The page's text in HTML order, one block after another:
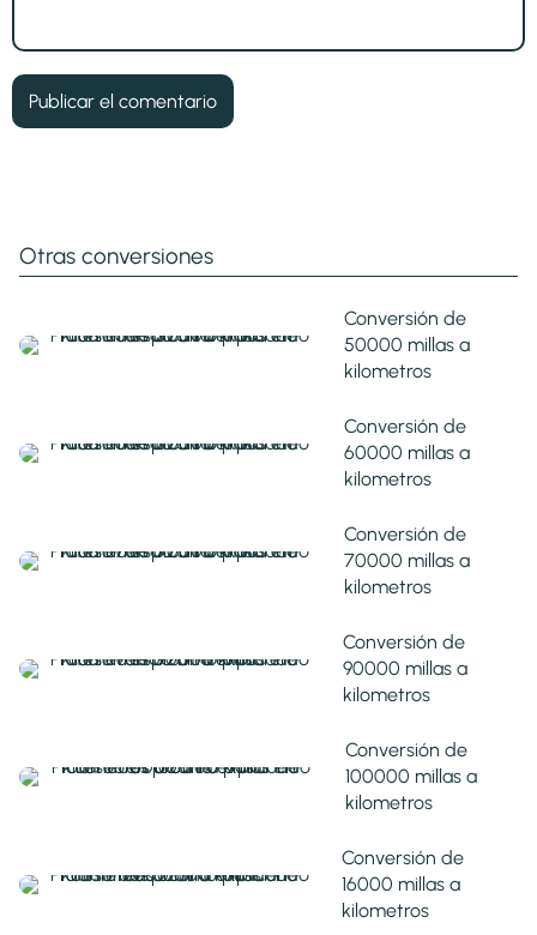
Otras conversiones
Conversión de
50000 millas a
kilometros
Conversión de
60000 millas a
kilometros
Conversión de
70000 millas a
kilometros
Conversión de
90000 millas a
kilometros
Conversión de
100000 millas a
kilometros
Conversión de
16000 millas a
kilometros